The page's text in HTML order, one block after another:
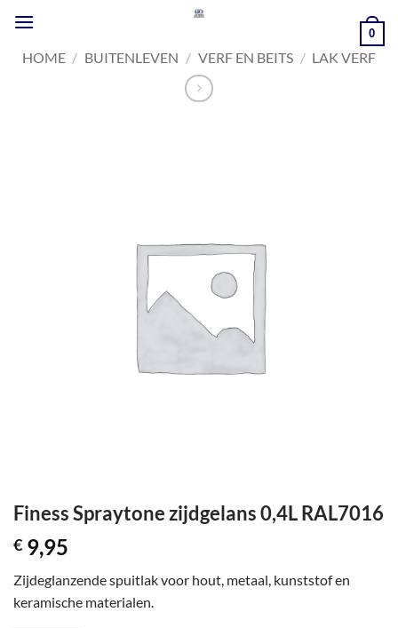
naar
inhoud
0
HOME / BUITENLEVEN / VERF EN BEITS / LAK VERF
Finess Spraytone zijdgelans 0,4L RAL7016
€ 9,95
Zijdeglanzende spuitlak voor hout, metaal, kunststof en
keramische materialen.